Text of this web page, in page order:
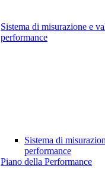
Sistema di misurazione e
performance
Sistema di
performance
Piano della Performance